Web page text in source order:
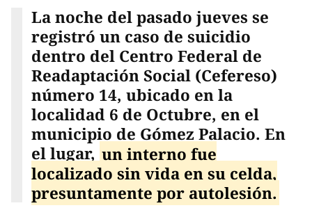
La noche del pasado jueves se
registró un caso de suicidio
dentro del Centro Federal de
Readaptación Social (Cefereso)
número 14, ubicado en la
localidad 6 de Octubre, en el
municipio de Gómez Palacio. En
el lugar, un interno fue
localizado sin vida en su celda,
presuntamente por autolesión.